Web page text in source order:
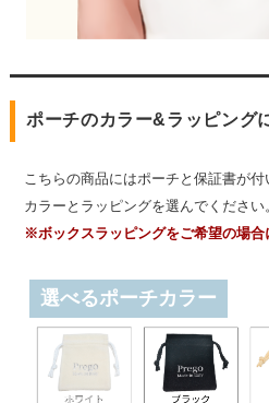
ポーチのカラー&ラッピング
こちらの商品にはポーチと保証書が
カラーとラッピングを選んでください
※ボックスラッピングをご希望の場合
選べるポーチカラー